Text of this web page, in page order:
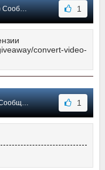
#8 1
convert-video-
#7 1